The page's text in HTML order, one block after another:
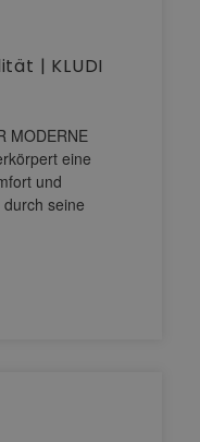
| KLUDI
MODERNE
eine
und
seine